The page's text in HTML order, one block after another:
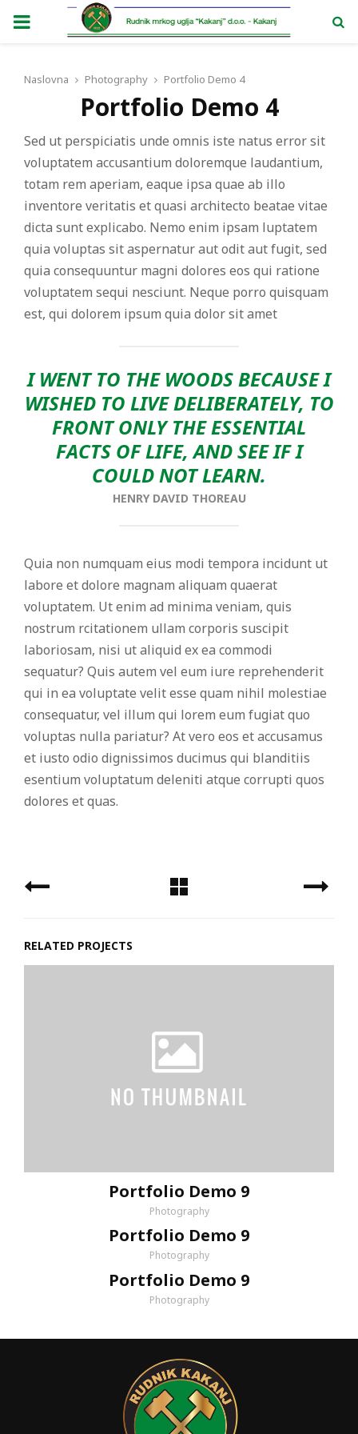
PRIMARY
Naslovna Photography Portfolio Demo 4
Portfolio Demo 4
Sed ut perspiciatis unde omnis iste natus error sit
voluptatem accusantium doloremque laudantium,
totam rem aperiam, eaque ipsa quae ab illo
inventore veritatis et quasi architecto beatae vitae
dicta sunt explicabo. Nemo enim ipsam luptatem
quia voluptas sit aspernatur aut odit aut fugit, sed
quia consequuntur magni dolores eos qui ratione
voluptatem sequi nesciunt. Neque porro quisquam
est, qui dolorem ipsum quia dolor sit amet
I WENT TO THE WOODS BECAUSE I
WISHED TO LIVE DELIBERATELY, TO
FRONT ONLY THE ESSENTIAL
FACTS OF LIFE, AND SEE IF I
COULD NOT LEARN.
HENRY DAVID THOREAU
Quia non numquam eius modi tempora incidunt ut
labore et dolore magnam aliquam quaerat
voluptatem. Ut enim ad minima veniam, quis
nostrum rcitationem ullam corporis suscipit
laboriosam, nisi ut aliquid ex ea commodi
sequatur? Quis autem vel eum iure reprehenderit
qui in ea voluptate velit esse quam nihil molestiae
consequatur, vel illum qui lorem eum fugiat quo
voluptas nulla pariatur? At vero eos et accusamus
et iusto odio dignissimos ducimus qui blanditiis
esentium voluptatum deleniti atque corrupti quos
dolores et quas.
RELATED PROJECTS
Portfolio Demo 9
Photography
Portfolio Demo 9
Photography
Portfolio Demo 9
Photography